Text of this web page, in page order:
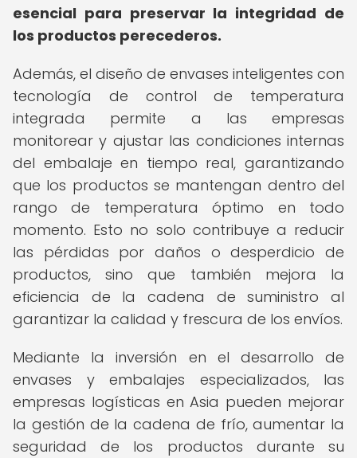
esencial para preservar la integridad de
los productos perecederos.
Además, el diseño de envases inteligentes con
tecnología de control de temperatura
integrada permite a las empresas
monitorear y ajustar las condiciones internas
del embalaje en tiempo real, garantizando
que los productos se mantengan dentro del
rango de temperatura óptimo en todo
momento. Esto no solo contribuye a reducir
las pérdidas por daños o desperdicio de
productos, sino que también mejora la
eficiencia de la cadena de suministro al
garantizar la calidad y frescura de los envíos.
Mediante la inversión en el desarrollo de
envases y embalajes especializados, las
empresas logísticas en Asia pueden mejorar
la gestión de la cadena de frío, aumentar la
seguridad de los productos durante su